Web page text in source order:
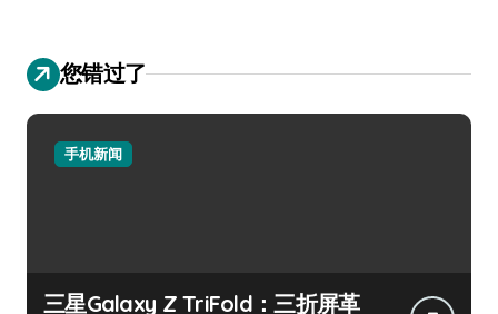
您错过了
手机新闻
三星Galaxy Z TriFold：三折屏革